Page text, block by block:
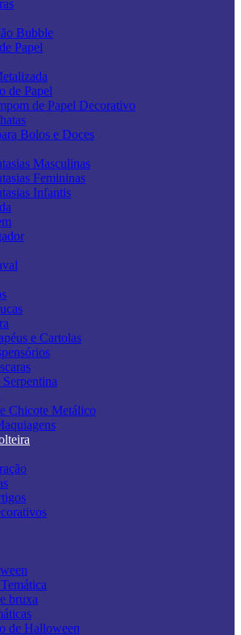
Bubble
Papel
de Papel
de Papel Decorativo
Bolos e Doces
Masculinas
Femininas
Infantis
e Cartolas
Chicote Metálico
bruxa
de Halloween